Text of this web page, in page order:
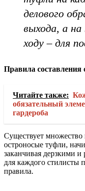
делового
выхода, а на
ходу – для
Правила составления
Читайте также:
обязательный
гардероба
Существует множество
остроносые туфли,
заканчивая дерзкими
для каждого стилисты
правила.